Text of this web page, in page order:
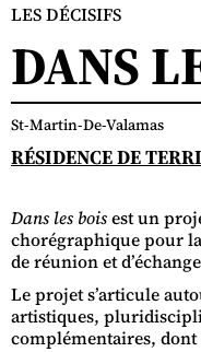
LES DÉCISIFS
DANS
St-Martin-De-Valamas
RÉSIDENCE DE
Dans les boisest un
chorégraphique pour
de réunion et
Le projet s’articule
artistiques,
complémentaires, dont